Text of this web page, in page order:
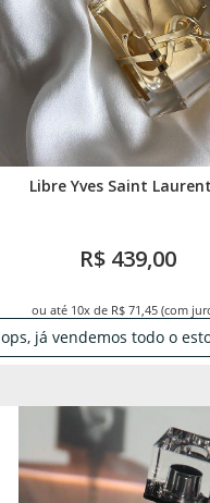
Libre Yves Saint
R$ 439,00
ou até 10x de R$ 71,45 (com
ops, já vendemos todo o